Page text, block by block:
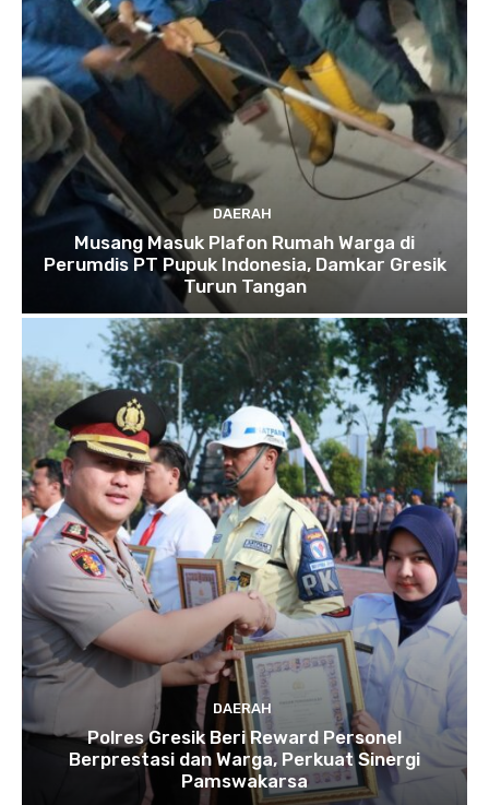
DAERAH
Musang Masuk Plafon Rumah Warga di
Perumdis PT Pupuk Indonesia, Damkar Gresik
Turun Tangan
DAERAH
Polres Gresik Beri Reward Personel
Berprestasi dan Warga, Perkuat Sinergi
Pamswakarsa